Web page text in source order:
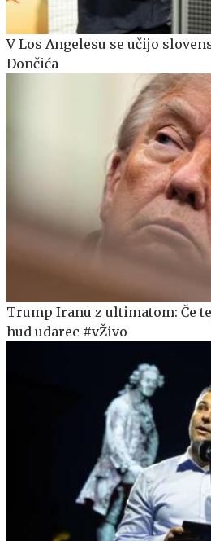
V Los Angelesu se učijo
Dončića
Trump Iranu z ultimatom: Če
hud udarec #vŽivo